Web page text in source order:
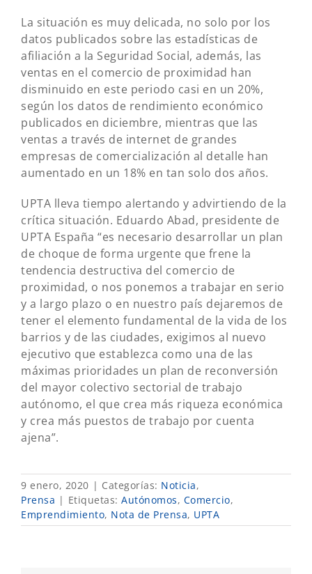
La situación es muy delicada, no solo por los
datos publicados sobre las estadísticas de
afiliación a la Seguridad Social, además, las
ventas en el comercio de proximidad han
disminuido en este periodo casi en un 20%,
según los datos de rendimiento económico
publicados en diciembre, mientras que las
ventas a través de internet de grandes
empresas de comercialización al detalle han
aumentado en un 18% en tan solo dos años.
UPTA lleva tiempo alertando y advirtiendo de la
crítica situación. Eduardo Abad, presidente de
UPTA España “es necesario desarrollar un plan
de choque de forma urgente que frene la
tendencia destructiva del comercio de
proximidad, o nos ponemos a trabajar en serio
y a largo plazo o en nuestro país dejaremos de
tener el elemento fundamental de la vida de los
barrios y de las ciudades, exigimos al nuevo
ejecutivo que establezca como una de las
máximas prioridades un plan de reconversión
del mayor colectivo sectorial de trabajo
autónomo, el que crea más riqueza económica
y crea más puestos de trabajo por cuenta
ajena”.
9 enero, 2020 | Categorías: Noticia,
Prensa | Etiquetas: Autónomos, Comercio,
Emprendimiento, Nota de Prensa, UPTA